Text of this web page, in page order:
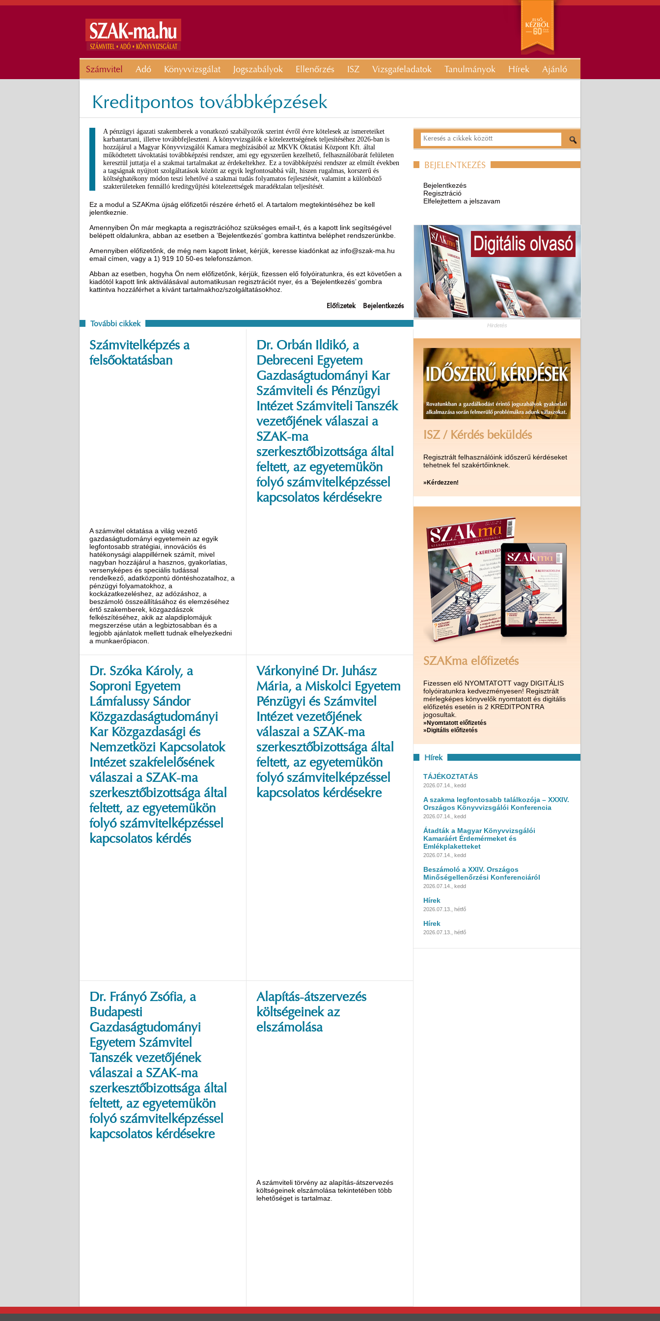
Számvitel Adó Könyvvizsgálat Jogszabályok Ellenőrzés ISZ Vizsgafeladatok Tanulmányok Hírek Ajánló
Kreditpontos továbbképzések
A pénzügyi ágazati szakemberek a vonatkozó szabályozók szerint évről évre kötelesek az ismereteiket
karbantartani, illetve továbbfejleszteni. A könyvvizsgálók e kötelezettségének teljesítéséhez 2026-ban is
hozzájárul a Magyar Könyvvizsgálói Kamara megbízásából az MKVK Oktatási Központ Kft. által
működtetett távoktatási továbbképzési rendszer, ami egy egyszerűen kezelhető, felhasználóbarát felületen
keresztül juttatja el a szakmai tartalmakat az érdekeltekhez. Ez a továbbképzési rendszer az elmúlt években
a tagságnak nyújtott szolgáltatások között az egyik legfontosabbá vált, hiszen rugalmas, korszerű és
költséghatékony módon teszi lehetővé a szakmai tudás folyamatos fejlesztését, valamint a különböző
szakterületeken fennálló kreditgyűjtési kötelezettségek maradéktalan teljesítését.
Ez a modul a SZAKma újság előfizetői részére érhető el. A tartalom megtekintéséhez be kell
jelentkeznie.
Amennyiben Ön már megkapta a regisztrációhoz szükséges email-t, és a kapott link segítségével
belépett oldalunkra, abban az esetben a ’Bejelentkezés’ gombra kattintva beléphet rendszerünkbe.
Amennyiben előfizetőnk, de még nem kapott linket, kérjük, keresse kiadónkat az info@szak-ma.hu
email címen, vagy a 1) 919 10 50-es telefonszámon.
Abban az esetben, hogyha Ön nem előfizetőnk, kérjük, fizessen elő folyóiratunkra, és ezt követően a
kiadótól kapott link aktiválásával automatikusan regisztrációt nyer, és a ’Bejelentkezés’ gombra
kattintva hozzáférhet a kívánt tartalmakhoz/szolgáltatásokhoz.
Bejelentkezés
Előfizetek
További cikkek
Számvitelképzés a
felsőoktatásban
A számvitel oktatása a világ vezető
gazdaságtudományi egyetemein az egyik
legfontosabb stratégiai, innovációs és
hatékonysági alappillérnek számít, mivel
nagyban hozzájárul a hasznos, gyakorlatias,
versenyképes és speciális tudással
rendelkező, adatközpontú döntéshozatalhoz, a
pénzügyi folyamatokhoz, a
kockázatkezeléshez, az adózáshoz, a
beszámoló összeállításához és elemzéséhez
értő szakemberek, közgazdászok
felkészítéséhez, akik az alapdiplomájuk
megszerzése után a legbiztosabban és a
legjobb ajánlatok mellett tudnak elhelyezkedni
a munkaerőpiacon.
Dr. Orbán Ildikó, a
Debreceni Egyetem
Gazdaságtudományi Kar
Számviteli és Pénzügyi
Intézet Számviteli Tanszék
vezetőjének válaszai a
SZAK-ma
szerkesztőbizottsága által
feltett, az egyetemükön
folyó számvitelképzéssel
kapcsolatos kérdésekre
Dr. Szóka Károly, a
Soproni Egyetem
Lámfalussy Sándor
Közgazdaságtudományi
Kar Közgazdasági és
Nemzetközi Kapcsolatok
Intézet szakfelelősének
válaszai a SZAK-ma
szerkesztőbizottsága által
feltett, az egyetemükön
folyó számvitelképzéssel
kapcsolatos kérdés
Várkonyiné Dr. Juhász
Mária, a Miskolci Egyetem
Pénzügyi és Számvitel
Intézet vezetőjének
válaszai a SZAK-ma
szerkesztőbizottsága által
feltett, az egyetemükön
folyó számvitelképzéssel
kapcsolatos kérdésekre
Dr. Frányó Zsófia, a
Budapesti
Gazdaságtudományi
Egyetem Számvitel
Tanszék vezetőjének
válaszai a SZAK-ma
szerkesztőbizottsága által
feltett, az egyetemükön
folyó számvitelképzéssel
kapcsolatos kérdésekre
Alapítás-átszervezés
költségeinek az
elszámolása
A számviteli törvény az alapítás-átszervezés
költségeinek elszámolása tekintetében több
lehetőséget is tartalmaz.
BEJELENTKEZÉS
Bejelentkezés
Regisztráció
Elfelejtettem a jelszavam
Hirdetés
ISZ / Kérdés beküldés
Regisztrált felhasználóink időszerű kérdéseket
tehetnek fel szakértőinknek.
»Kérdezzen!
SZAKma előfizetés
Fizessen elő NYOMTATOTT vagy DIGITÁLIS
folyóiratunkra kedvezményesen! Regisztrált
mérlegképes könyvelők nyomtatott és digitális
előfizetés esetén is 2 KREDITPONTRA
jogosultak.
»Nyomtatott előfizetés
»Digitális előfizetés
Hírek
TÁJÉKOZTATÁS
2026.07.14., kedd
A szakma legfontosabb találkozója – XXXIV.
Országos Könyvvizsgálói Konferencia
2026.07.14., kedd
Átadták a Magyar Könyvvizsgálói
Kamaráért Érdemérmeket és
Emlékplaketteket
2026.07.14., kedd
Beszámoló a XXIV. Országos
Minőségellenőrzési Konferenciáról
2026.07.14., kedd
Hírek
2026.07.13., hétfő
Hírek
2026.07.13., hétfő